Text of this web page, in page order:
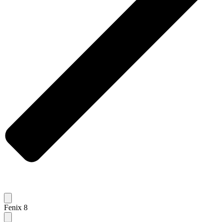
Fenix 8